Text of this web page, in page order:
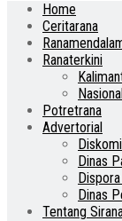
Home
Ceritarana
Ranaterkini
Potretrana
Advertorial
Dinas
Dinas
Tentang